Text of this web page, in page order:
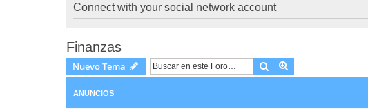
Connect with your social network account
Finanzas
Nuevo Tema Buscar
ANUNCIOS